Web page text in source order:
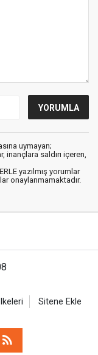
uymayan;
inançlara saldırı içeren,
yazılmış yorumlar
onaylanmamaktadır.
Sitene Ekle